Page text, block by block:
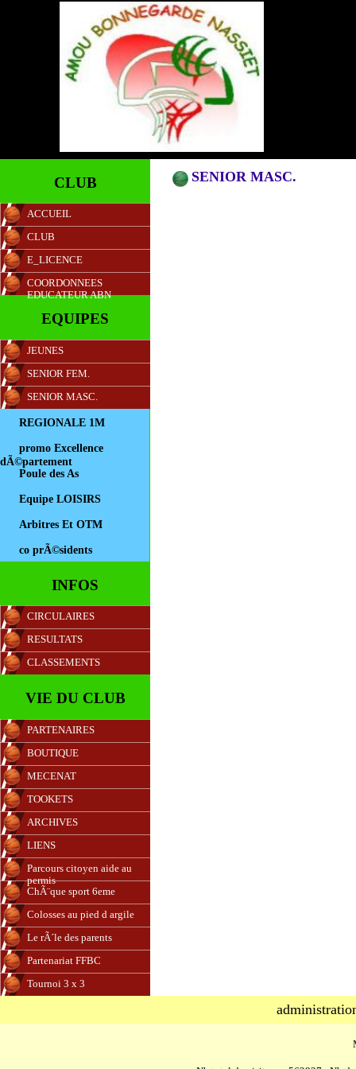
CLUB
ACCUEIL
CLUB
E_LICENCE
COORDONNEES
EDUCATEUR ABN
EQUIPES
JEUNES
SENIOR FEM.
SENIOR MASC.
REGIONALE 1M
promo Excellence
dÃ©partement
Poule des As
Equipe LOISIRS
Arbitres Et OTM
co prÃ©sidents
INFOS
CIRCULAIRES
RESULTATS
CLASSEMENTS
VIE DU CLUB
PARTENAIRES
BOUTIQUE
MECENAT
TOOKETS
ARCHIVES
LIENS
Parcours citoyen aide au
permis
ChÃ¨que sport 6eme
Colosses au pied d argile
Le rÃ´le des parents
Partenariat FFBC
Tournoi 3 x 3
SENIOR MASC.